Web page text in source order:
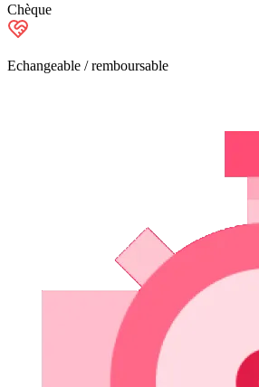
Chèque
Echangeable / remboursable